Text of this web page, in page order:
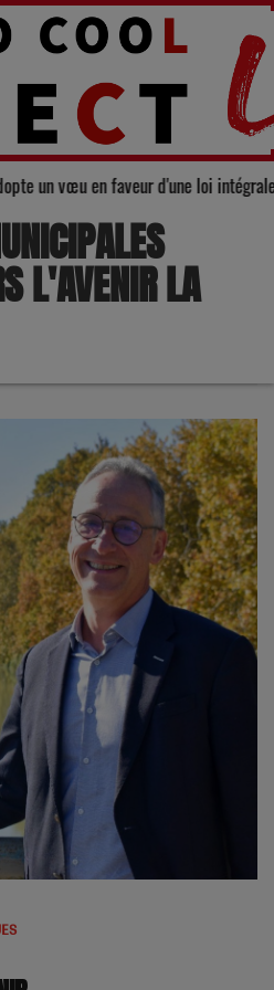
adopte un vœu en faveur d'une
L'AVENIR LA